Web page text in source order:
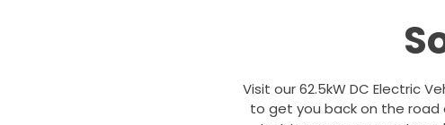
Visit our 62.5kW DC Electric
to get you back on the road